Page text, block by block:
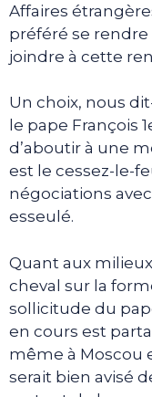
Affaires
préféré se
joindre à cette
Un choix, nous
le pape François
d’aboutir à une
est le cessez-le-
négociations
esseulé.
Quant aux
cheval sur la
sollicitude du
en cours est
même à Moscou
serait bien avisé